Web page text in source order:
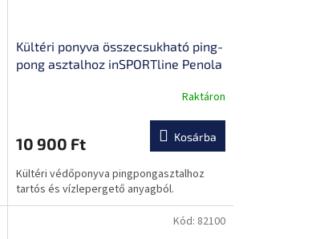
Kültéri ponyva összecsukható ping-
pong asztalhoz inSPORTline Penola
Raktáron
10 900 Ft Kosárba
Kültéri védőponyva pingpongasztalhoz
tartós és vízlepergető anyagból.
Kód: 82100